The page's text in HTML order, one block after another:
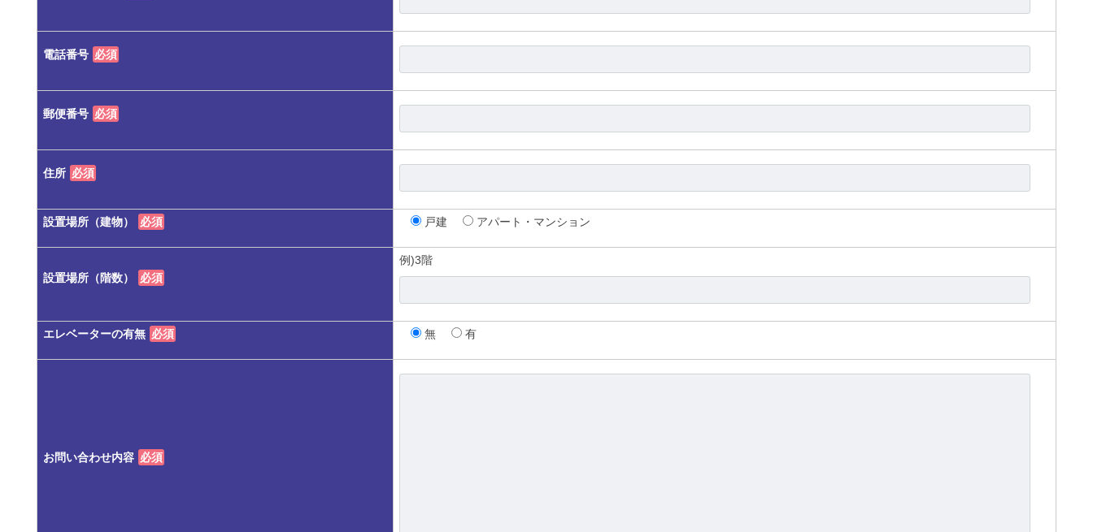
電話番号 必須
郵便番号 必須
住所 必須
設置場所（建物） 必須 戸建 アパート・マンション
設置場所（階数） 必須
例)3階
エレベーターの有無 必須 無 有
お問い合わせ内容 必須